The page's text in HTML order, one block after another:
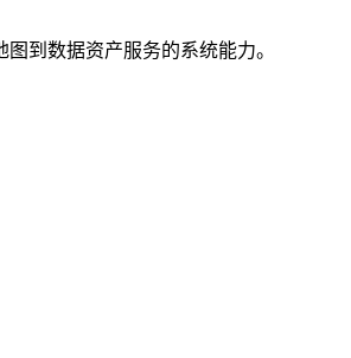
到数据资产服务的系统能力。